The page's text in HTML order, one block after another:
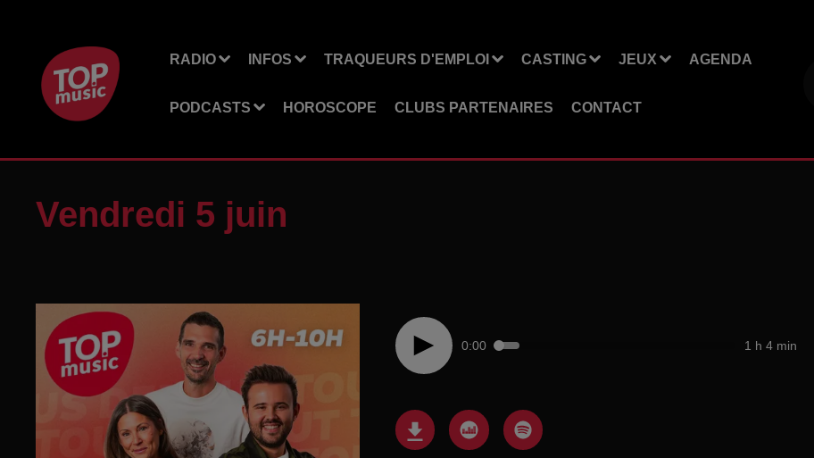
RADIO INFOS TRAQUEURS D'EMPLOI CASTING JEUX AGENDA
PODCASTS HOROSCOPE CLUBS PARTENAIRES CONTACT
Vendredi 5 juin
0:00 1 h 4 min